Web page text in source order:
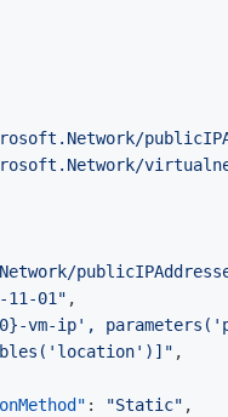
11-01" ,
vm-ip',
,
: "Static" ,